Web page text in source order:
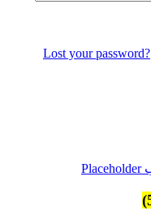
Lost your password?